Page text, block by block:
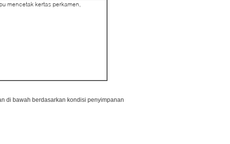
mencetak kertas perkamen,
di bawah berdasarkan kondisi penyimpanan